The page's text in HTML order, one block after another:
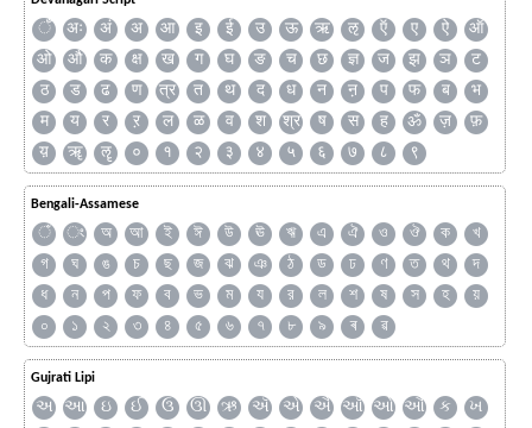
ँ अः अं अ आ इ ई उ ऊ ऋ ऌ ऍ ए ऐ
ऑ
ओ
औ क क्ष ख ग घ ङ च छ ज्ञ ज झ ञ
ट
ठ
ड ढ ण त्र त थ द ध न ऩ प फ ब
भ
म
य र ऱ ल ळ व श श्र ष स ह ॐ ज़
फ़
य़
ॠ ॡ ० १ २ ३ ४ ५ ६ ७ ८ ९
Bengali-Assamese
ঁ ং অ আ ই ঈ উ ঊ ঋ এ ঐ ও ঔ ক
খ
গ
ঘ ঙ চ ছ জ ঝ ঞ ঠ ড ঢ ণ ত থ
দ
ধ
ন প ফ ব ভ ম য র ল শ ষ স হ
য়
০
১ ২ ৩ ৪ ৫ ৬ ৭ ৮ ৯ ৰ ৱ
Gujrati Lipi
અ આ ઇ ઈ ઉ ઊ ઋ ઍ એ ઐ ઑ ઓ ઔ ક
ખ